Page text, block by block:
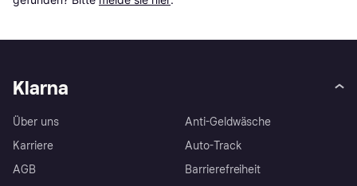
Klarna
Über uns
Karriere
AGB
Anti-Geldwäsche
Auto-Track
Barrierefreiheit